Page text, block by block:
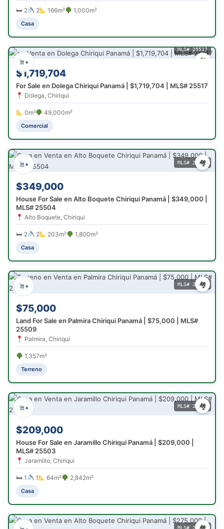
🛏 2 2 166m² 1,000m²
Casa
MLS# 25517
🏘
$1,719,704
For Sale en Dolega Chiriqui Panamá | $1,719,704 | MLS# 25517
Dolega, Chiriqui
0m² 49,000m²
Comercial
+
MLS# 25504
🏘
$349,000
House For Sale en Alto Boquete Chiriqui Panamá | $349,000 |
MLS# 25504
Alto Boquete, Chiriqui
🛏 2 2 203m² 1,800m²
Casa
+
MLS# 25509
🏘
$75,000
Land For Sale en Palmira Chiriqui Panamá | $75,000 | MLS#
25509
Palmira, Chiriqui
1,357m²
Terreno
+
MLS# 25503
🏘
$209,000
House For Sale en Jaramillo Chiriqui Panamá | $209,000 |
MLS# 25503
Jaramillo, Chiriqui
🛏 1 1 64m² 2,842m²
Casa
+
MLS# 25471